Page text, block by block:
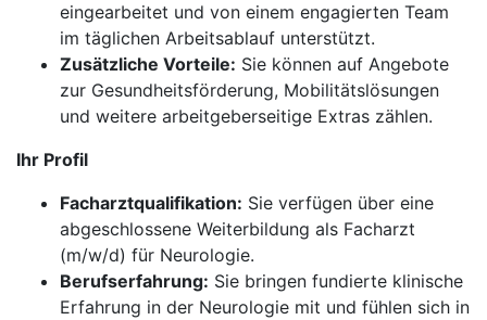
eingearbeitet und von einem engagierten Team
im täglichen Arbeitsablauf unterstützt.
Zusätzliche Vorteile: Sie können auf Angebote
zur Gesundheitsförderung, Mobilitätslösungen
und weitere arbeitgeberseitige Extras zählen.
Ihr Profil
Facharztqualifikation: Sie verfügen über eine
abgeschlossene Weiterbildung als Facharzt
(m/w/d) für Neurologie.
Berufserfahrung: Sie bringen fundierte klinische
Erfahrung in der Neurologie mit und fühlen sich in